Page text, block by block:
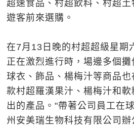
超速食品、村超飲料、村超
遊客前來選購。
在7月13日晚的村超超級星期
正在激烈進行時，場邊多個攤
球衣、飾品、楊梅汁等商品
款村超羅漢果汁、楊梅汁和
出的產品。"帶著公司員工在
州安美瑞生物科技有限公司辦